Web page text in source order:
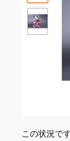
この状況で